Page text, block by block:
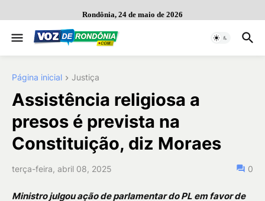
Rondônia, 24 de maio de 2026
Página inicial Justiça
Assistência religiosa a
presos é prevista na
Constituição, diz Moraes
terça-feira, abril 08, 2025 0
Ministro julgou ação de parlamentar do PL em favor de